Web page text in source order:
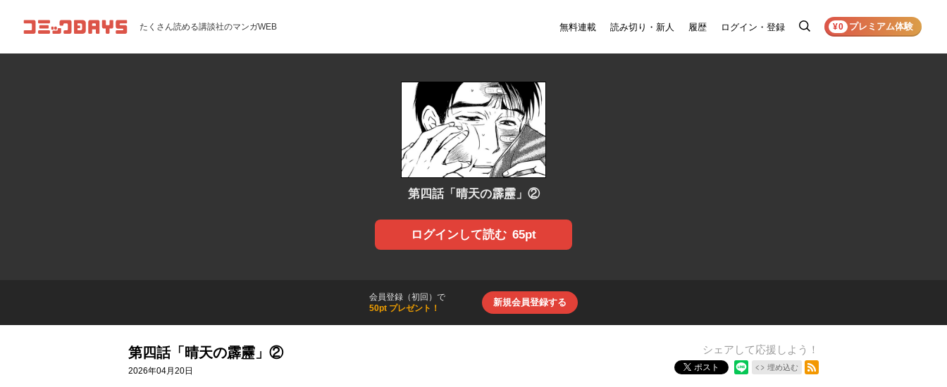
コミックDAYS たくさん読める講談社のマンガWEB 無料連載 読み切り・新人 履歴 ログイン・登録
検
¥0 プレミアム体験
第四話「晴天の霹靂」②
ログインして読む 65pt
会員登録（初回）で
50pt プレゼント！
新規会員登録する
第四話「晴天の霹靂」②
2026年04月20日
シェアして応援しよう！
ポスト 埋め込む